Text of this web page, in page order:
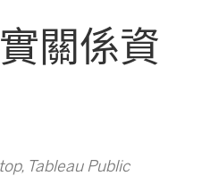
關係資
Tableau Public